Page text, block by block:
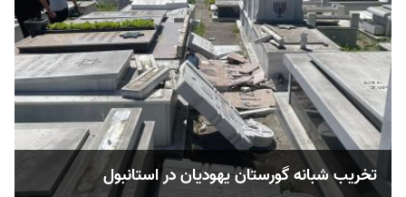
تخریب شبانه گورستان یهودیان در استانبول